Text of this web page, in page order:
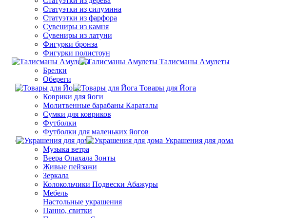
Статуэтки из силумина
Статуэтки из фарфора
Сувениры из камня
Сувениры из латуни
Фигурки бронза
Фигурки полистоун
Талисманы Амулеты
Брелки
Обереги
Товары для Йога
Коврики для йоги
Молитвенные барабаны Караталы
Сумки для ковриков
Футболки
Футболки для маленьких йогов
Украшения для дома
Музыка ветра
Веера Опахала Зонты
Живые пейзажи
Зеркала
Колокольчики Подвески Абажуры
Мебель
Настольные украшения
Панно, свитки